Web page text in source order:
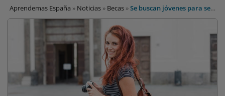
Aprendemas España » Noticias » Becas »Se buscan jóvenes para ser
corresponsales Erasmus en Flandes con una beca remunerada